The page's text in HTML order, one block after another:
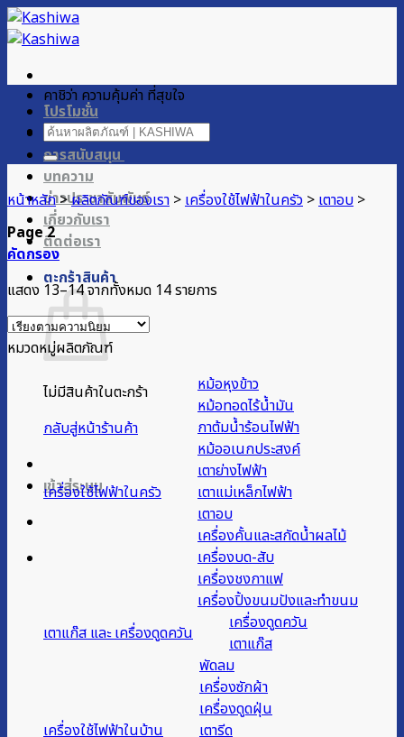
ข้าม
ไป
เนื้อหา
โปรโมชั่น
ผลิตภัณฑ์ของเรา
การสนับสนุน
บทความ
ข่าวประชาสัมพันธ์
เกี่ยวกับเรา
ติดต่อเรา
ตะกร้าสินค้า
ไม่มีสินค้าในตะกร้า
กลับสู่หน้าร้านค้า
เข้าสู่ระบบ
คาชิว่า ความคุ้มค่า ที่สุขใจ
ค้นหา:
หน้าหลัก>ผลิตภัณฑ์ของเรา >เครื่องใช้ไฟฟ้าในครัว >เตาอบ >
Page 2
คัดกรอง
แสดง 13–14 จากทั้งหมด 14 รายการ
หมวดหมู่ผลิตภัณฑ์
เครื่องใช้ไฟฟ้าในครัว
หม้อหุงข้าว
หม้อทอดไร้น้ำมัน
กาต้มน้ำร้อนไฟฟ้า
หม้ออเนกประสงค์
เตาย่างไฟฟ้า
เตาแม่เหล็กไฟฟ้า
เตาอบ
เครื่องคั้นและสกัดน้ำผลไม้
เครื่องบด-สับ
เครื่องชงกาแฟ
เครื่องปิ้งขนมปังและทำขนม
เตาแก๊ส และ เครื่องดูดควัน
เครื่องดูดควัน
เตาแก๊ส
เครื่องใช้ไฟฟ้าในบ้าน
พัดลม
เครื่องซักผ้า
เครื่องดูดฝุ่น
เตารีด